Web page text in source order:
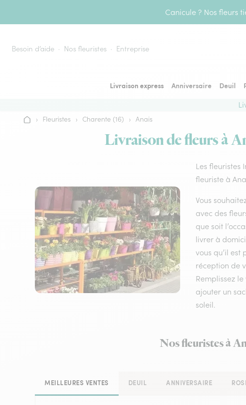
Canicule ? Nos fleurs
Besoin d’aide Nos fleuristes Entreprise
Livraison express Anniversaire Deuil
Accueil
› Fleuristes › Charente (16) › Anais
Livraison de fleurs à
Les fleuristes
fleuriste à
Vous
avec des
que soit
livrer à
vous qu’il
réception de
Remplissez
ajouter un
soleil.
Nos fleuristes à
MEILLEURES VENTES DEUIL ANNIVERSAIRE